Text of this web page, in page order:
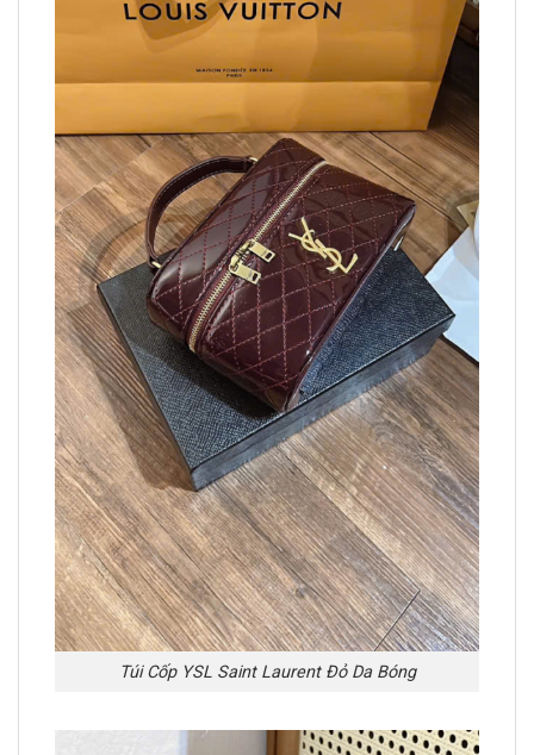
Túi Cốp YSL Saint Laurent Đỏ Da Bóng